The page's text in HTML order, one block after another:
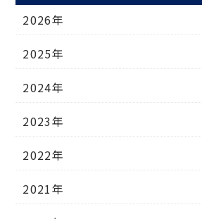
2026年
2025年
2024年
2023年
2022年
2021年